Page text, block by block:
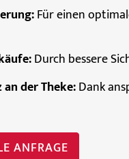
Für einen
Durch bessere
der Theke:Dank
ANFRAGE